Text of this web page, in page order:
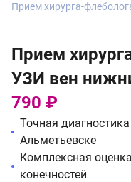
Прием хирурга-
Прием
УЗИ вен
790 ₽
Точная
Альметьевске
Комплексная
конечностей